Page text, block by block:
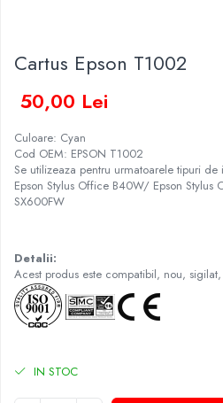
Cartus Epson T1002
50,00 Lei
Culoare: Cyan
Cod OEM: EPSON T1002
Se utilizeaza pentru urmatoarele tipuri de
Epson Stylus Office B40W/ Epson Stylus
SX600FW
Detalii:
Acest produs este compatibil, nou,
IN STOC